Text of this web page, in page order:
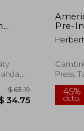
Pre-
Digital
Press,